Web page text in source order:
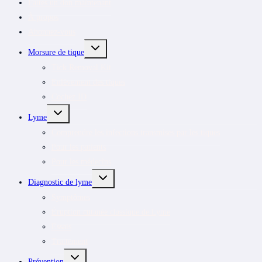
Morsure de tique
OUVRIR/FERMER
Lyme
OUVRIR/FERMER
Diagnostic de lyme
OUVRIR/FERMER
OUVRIR/FERMER